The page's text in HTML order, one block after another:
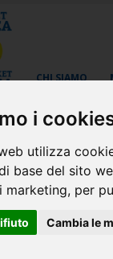
i
utilizza
base del sito
marketing, per
Cambia le
CHI SIAMO
AREA